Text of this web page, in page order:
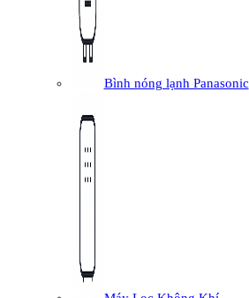
Bình nóng lạnh Panasonic